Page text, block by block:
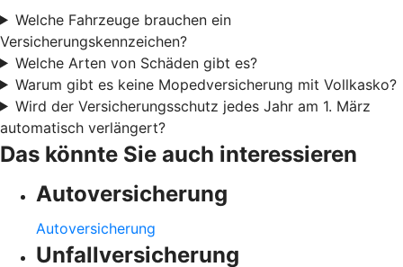
Welche Fahrzeuge brauchen ein
Versicherungskennzeichen?
Welche Arten von Schäden gibt es?
Warum gibt es keine Mopedversicherung mit Vollkasko?
Wird der Versicherungsschutz jedes Jahr am 1. März
automatisch verlängert?
Das könnte Sie auch interessieren
Autoversicherung
Autoversicherung
Unfallversicherung